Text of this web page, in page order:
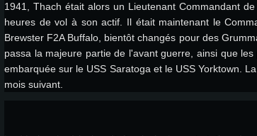
1941, Thach était alors un Lieutenant Commandant
heures de vol à son actif. Il était maintenant le
Brewster F2A Buffalo, bientôt changés pour des
passa la majeure partie de l'avant guerre, ainsi que
embarquée sur le USS Saratoga et le USS Yorktown.
mois suivant.